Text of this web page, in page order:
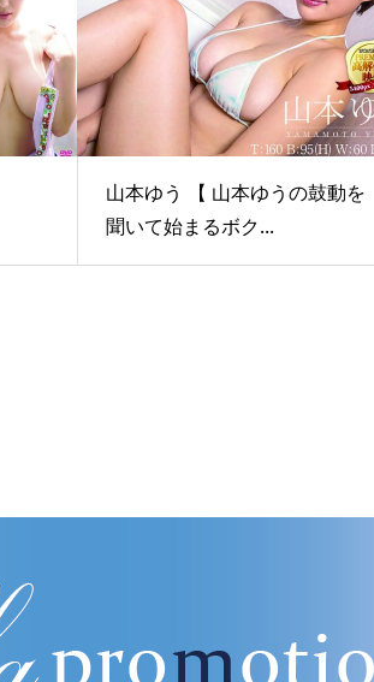
山本ゆう 【 山本ゆうの鼓動を
聞いて始まるボク...